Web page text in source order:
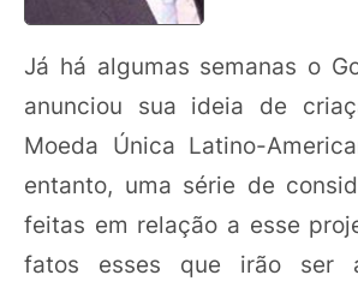
Já há algumas semanas o
anunciou sua ideia de
Moeda Única Latino-
entanto, uma série de
feitas em relação a esse
fatos esses que irão ser